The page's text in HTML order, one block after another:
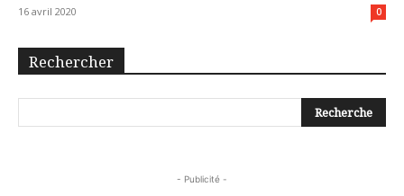
16 avril 2020 0
Rechercher
- Publicité -